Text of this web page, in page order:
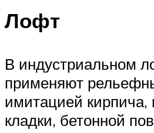
Лофт
В индустриальном
применяют
имитацией кирпича,
кладки, бетонной